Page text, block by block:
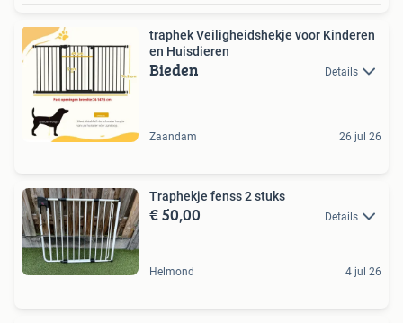
traphek Veiligheidshekje voor Kinderen
en Huisdieren
Bieden Details
Zaandam 26 jul 26
Traphekje fenss 2 stuks
€ 50,00 Details
Helmond 4 jul 26